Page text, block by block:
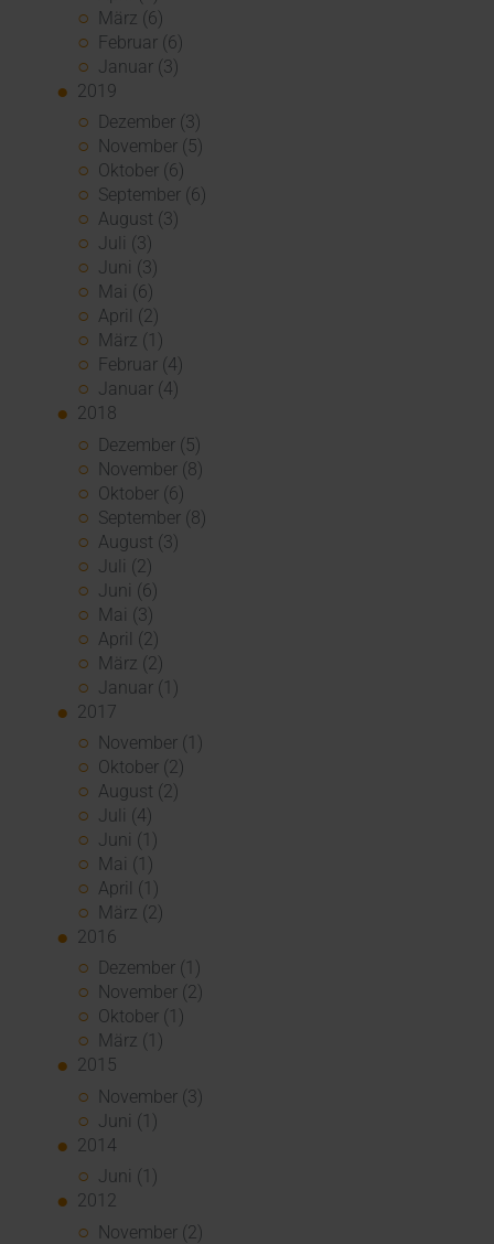
März (6)
Februar (6)
Januar (3)
2019
Dezember (3)
November (5)
Oktober (6)
September (6)
August (3)
Juli (3)
Juni (3)
Mai (6)
April (2)
März (1)
Februar (4)
Januar (4)
2018
Dezember (5)
November (8)
Oktober (6)
September (8)
August (3)
Juli (2)
Juni (6)
Mai (3)
April (2)
März (2)
Januar (1)
2017
November (1)
Oktober (2)
August (2)
Juli (4)
Juni (1)
Mai (1)
April (1)
März (2)
2016
Dezember (1)
November (2)
Oktober (1)
März (1)
2015
November (3)
Juni (1)
2014
Juni (1)
2012
November (2)